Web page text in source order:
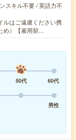
スキル不要 / 英語力不
ルはご遠慮ください携
め）【雇用契…
50代
60代
男性